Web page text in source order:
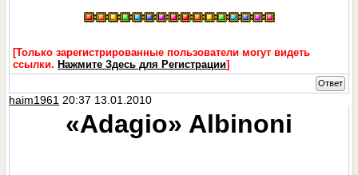
[Только зарегистрированные пользователи могут видеть
ссылки. Нажмите Здесь для Регистрации]
Ответ
haim1961 20:37 13.01.2010
«Adagio» Albinoni